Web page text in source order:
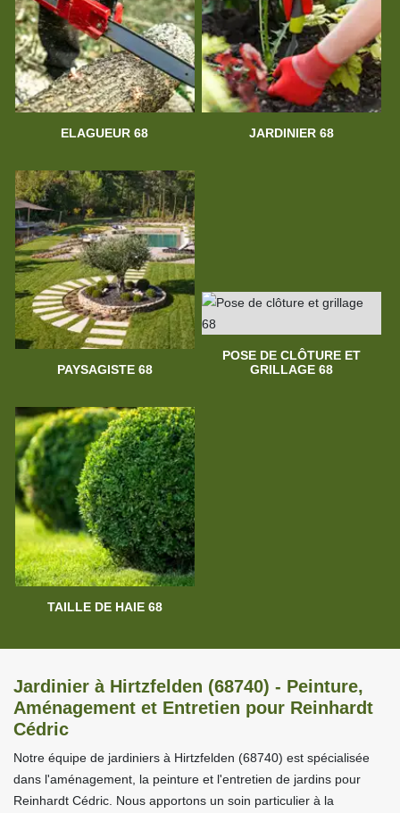
ELAGUEUR 68 JARDINIER 68
PAYSAGISTE 68
POSE DE CLÔTURE ET
GRILLAGE 68
TAILLE DE HAIE 68
Jardinier à Hirtzfelden (68740) - Peinture,
Aménagement et Entretien pour Reinhardt
Cédric
Notre équipe de jardiniers à Hirtzfelden (68740) est spécialisée
dans l'aménagement, la peinture et l'entretien de jardins pour
Reinhardt Cédric. Nous apportons un soin particulier à la